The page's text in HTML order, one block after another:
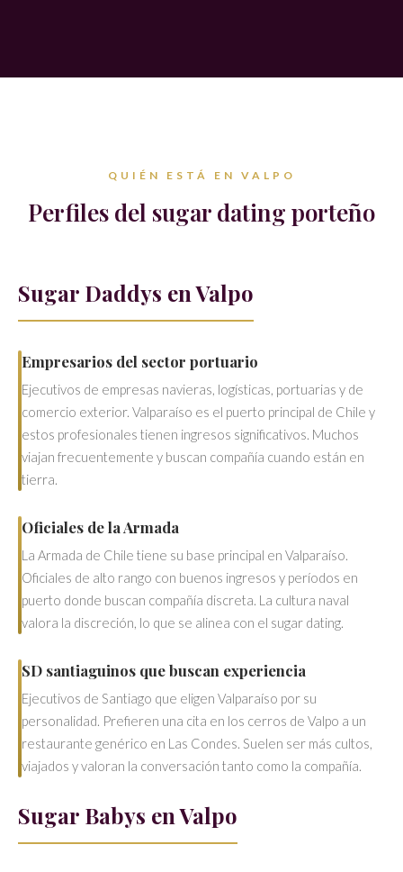
QUIÉN ESTÁ EN VALPO
Perfiles del sugar dating porteño
Sugar Daddys en Valpo
Empresarios del sector portuario
Ejecutivos de empresas navieras, logísticas, portuarias y de
comercio exterior. Valparaíso es el puerto principal de Chile y
estos profesionales tienen ingresos significativos. Muchos
viajan frecuentemente y buscan compañía cuando están en
tierra.
Oficiales de la Armada
La Armada de Chile tiene su base principal en Valparaíso.
Oficiales de alto rango con buenos ingresos y períodos en
puerto donde buscan compañía discreta. La cultura naval
valora la discreción, lo que se alinea con el sugar dating.
SD santiaguinos que buscan experiencia
Ejecutivos de Santiago que eligen Valparaíso por su
personalidad. Prefieren una cita en los cerros de Valpo a un
restaurante genérico en Las Condes. Suelen ser más cultos,
viajados y valoran la conversación tanto como la compañía.
Sugar Babys en Valpo